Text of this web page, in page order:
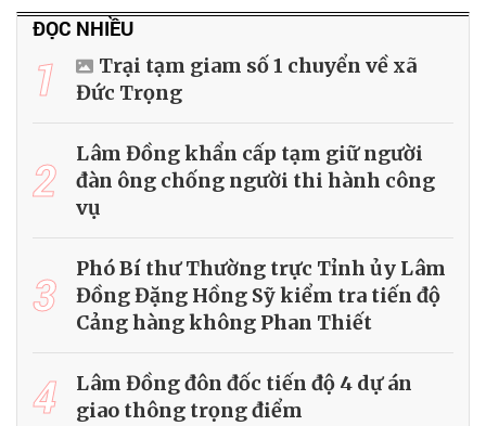
ĐỌC NHIỀU
1
Trại tạm giam số 1 chuyển về xã
Đức Trọng
2
Lâm Đồng khẩn cấp tạm giữ người
đàn ông chống người thi hành công
vụ
3
Phó Bí thư Thường trực Tỉnh ủy Lâm
Đồng Đặng Hồng Sỹ kiểm tra tiến độ
Cảng hàng không Phan Thiết
4
Lâm Đồng đôn đốc tiến độ 4 dự án
giao thông trọng điểm